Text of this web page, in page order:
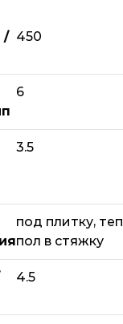
/ 450
6
3.5
под плитку,
пол в стяжку
4.5